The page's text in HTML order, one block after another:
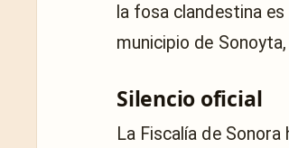
la fosa clandestina
municipio de
Silencio oficial
La Fiscalía de